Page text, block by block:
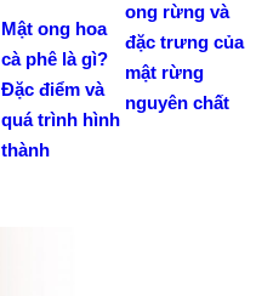
Mật ong hoa
cà phê là gì?
Đặc điểm và
quá trình hình
thành
ong rừng và
đặc trưng của
mật rừng
nguyên chất